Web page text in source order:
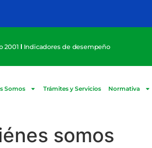
2001 Indicadores de desempeño
Somos Trámites y Servicios Normativa
somos